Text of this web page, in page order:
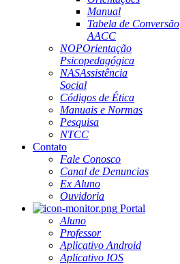
Manual
Tabela de Conversão
AACC
NOPOrientação
Psicopedagógica
NASAssistência
Social
Códigos de Ética
Manuais e Normas
Pesquisa
NTCC
Contato
Fale Conosco
Canal de Denuncias
Ex Aluno
Ouvidoria
Portal
Aluno
Professor
Aplicativo Android
Aplicativo IOS